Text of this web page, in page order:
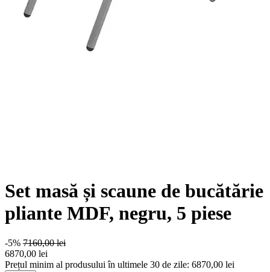
Set masă și scaune de bucătărie
pliante MDF, negru, 5 piese
-5% 7160,00 lei
6870,00 lei
Prețul minim al produsului în ultimele 30 de zile: 6870,00 lei